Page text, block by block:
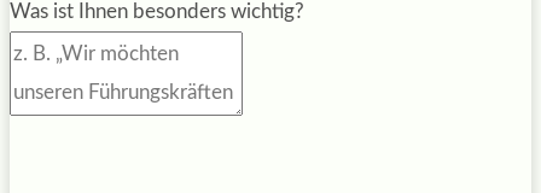
Was ist Ihnen besonders wichtig?